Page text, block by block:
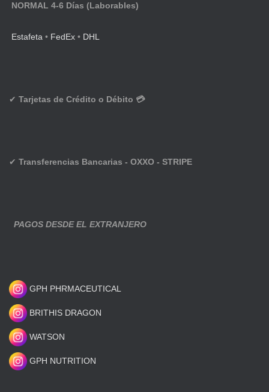
NORMAL 4-6 Días (Laborables)
Estafeta • FedEx • DHL
✔ Tarjetas de Crédito o Débito 💳
✔ Transferencias Bancarias - OXXO - STRIPE
PAGOS DESDE EL EXTRANJERO
GPH PHRMACEUTICAL
BRITHIS DRAGON
WATSON
GPH NUTRITION